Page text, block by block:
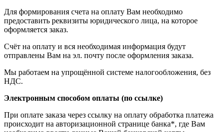
Для формирования счета на оплату Вам необходимо
предоставить реквизиты юридического лица, на которое
оформляется заказ.
Счёт на оплату и вся необходимая информация будут
отправлены Вам на эл. почту после оформления заказа.
Мы работаем на упрощённой системе налогообложения, без
НДС.
Электронным способом оплаты (по ссылке)
При оплате заказа через ссылку на оплату обработка платежа
происходит на авторизационной странице банка*, где Вам